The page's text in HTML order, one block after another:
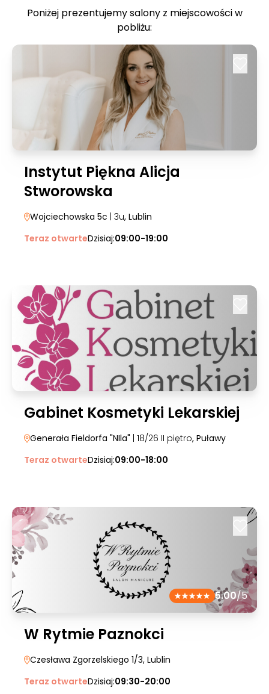
Poniżej prezentujemy salony z miejscowości w
pobliżu:
Instytut Piękna Alicja
Stworowska
Wojciechowska 5c | 3u, Lublin
Teraz otwarteDzisiaj:09:00-19:00
Gabinet Kosmetyki Lekarskiej
Generała Fieldorfa "NIla" | 18/26 II piętro, Puławy
Teraz otwarteDzisiaj:09:00-18:00
5.00/5
W Rytmie Paznokci
Czesława Zgorzelskiego 1/3, Lublin
Teraz otwarteDzisiaj:09:30-20:00